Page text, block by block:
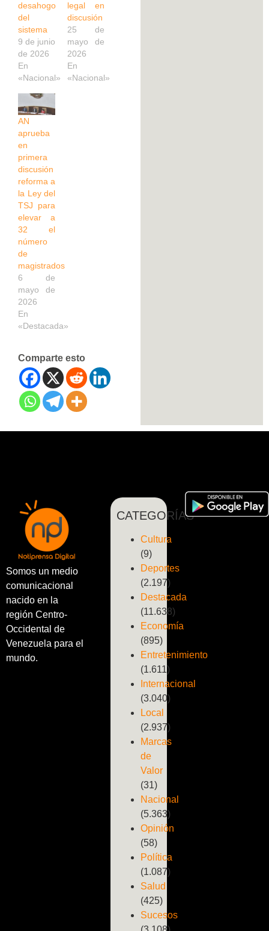
desahogo
del
sistema
9 de junio
de 2026
En
«Nacional»
legal en
discusión
25 de
mayo de
2026
En
«Nacional»
AN
aprueba
en
primera
discusión
reforma a
la Ley del
TSJ para
elevar a
32 el
número
de
magistrados
6 de
mayo de
2026
En
«Destacada»
Comparte esto
Somos un medio
comunicacional
nacido en la
región Centro-
Occidental de
Venezuela para el
mundo.
CATEGORÍAS
Cultura
(9)
Deportes
(2.197)
Destacada
(11.638)
Economía
(895)
Entretenimiento
(1.611)
Internacional
(3.040)
Local
(2.937)
Marcas
de
Valor
(31)
Nacional
(5.363)
Opinión
(58)
Política
(1.087)
Salud
(425)
Sucesos